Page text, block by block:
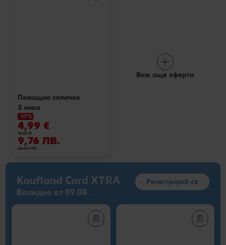
Помощна количка
3 нива
-59%
4,99 €
12,27 €
9,76 ЛВ.
24,00 ЛВ.
Виж още оферти
Kaufland Card XTRA
Валидно от 09.08.
Регистрирай се